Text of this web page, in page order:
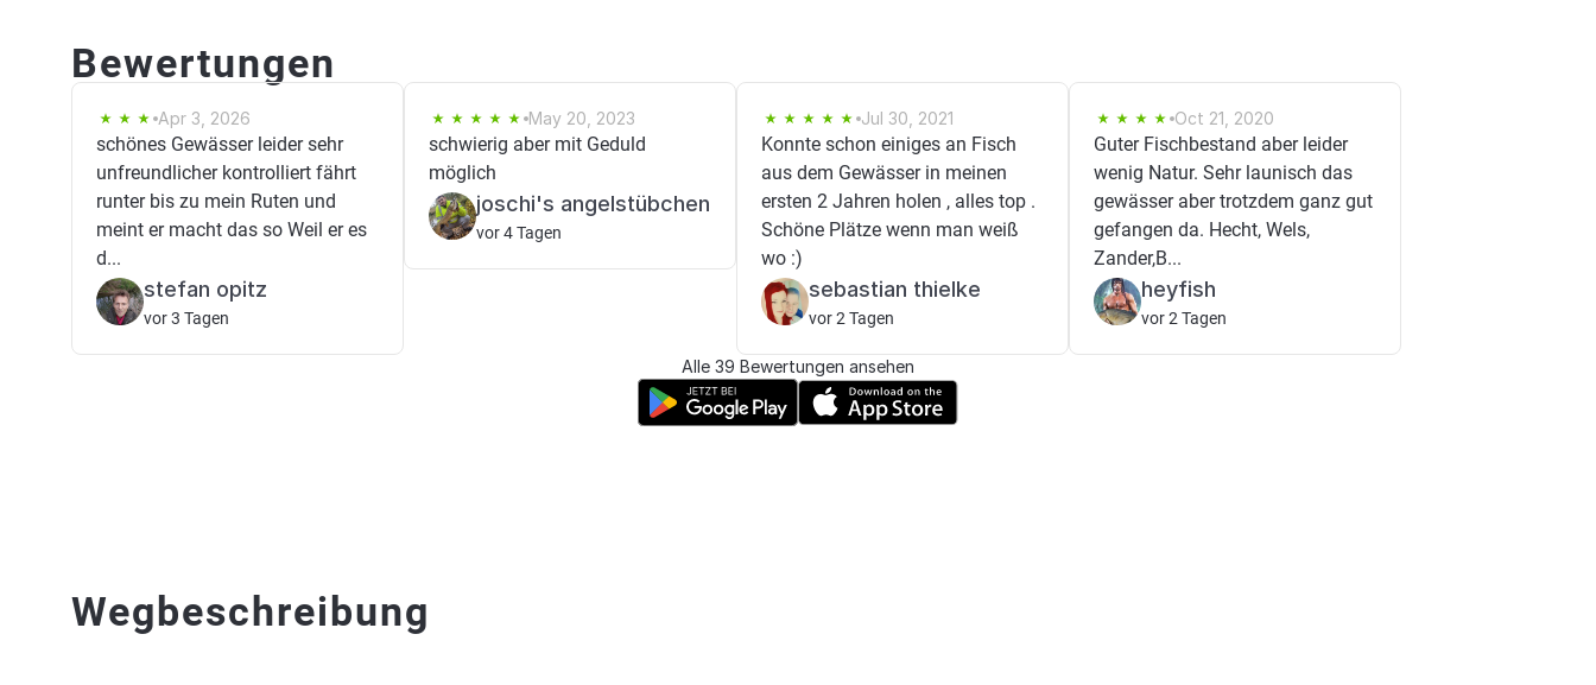
Bewertungen
Apr 3, 2026
schönes Gewässer leider sehr
unfreundlicher kontrolliert fährt
runter bis zu mein Ruten und
meint er macht das so Weil er es
d...
stefan opitz
vor 3 Tagen
May 20, 2023
schwierig aber mit Geduld
möglich
joschi's angelstübchen
vor 4 Tagen
Jul 30, 2021
Konnte schon einiges an Fisch
aus dem Gewässer in meinen
ersten 2 Jahren holen , alles top .
Schöne Plätze wenn man weiß
wo :)
sebastian thielke
vor 2 Tagen
Oct 21, 2020
Guter Fischbestand aber leider
wenig Natur. Sehr launisch das
gewässer aber trotzdem ganz gut
gefangen da. Hecht, Wels,
Zander,B...
heyfish
vor 2 Tagen
Alle 39 Bewertungen ansehen
Wegbeschreibung